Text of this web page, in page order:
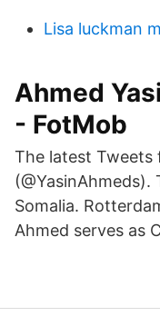
Lisa luckman
Ahmed
- FotMob
The latest Tweets
Somalia.
Ahmed serves as